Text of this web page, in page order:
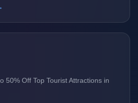
50% Off Top Tourist Attractions in